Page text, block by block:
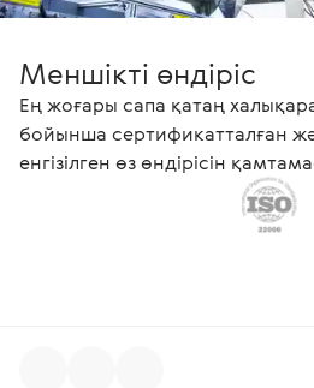
Меншікті өндіріс
Ең жоғары сапа қатаң
бойынша сертификатталған
енгізілген өз өндірісін